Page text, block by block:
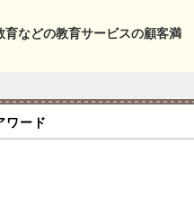
育などの教育サービスの顧客満
ワード